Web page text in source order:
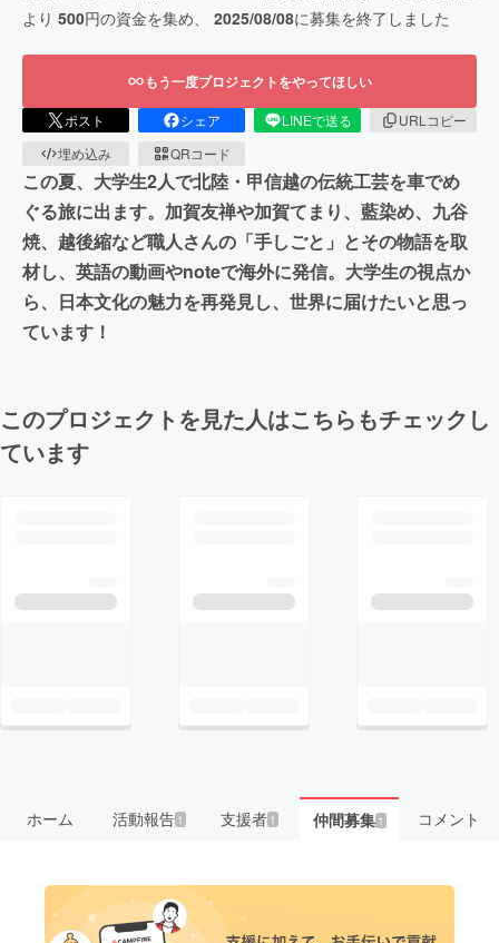
より 500円の資金を集め、 2025/08/08に募集を終了しました
もう一度プロジェクトをやってほしい
ポスト シェア LINEで送る
URLコピー
埋め込み
QRコード
この夏、大学生2人で北陸・甲信越の伝統工芸を車でめ
ぐる旅に出ます。加賀友禅や加賀てまり、藍染め、九谷
焼、越後縮など職人さんの「手しごと」とその物語を取
材し、英語の動画やnoteで海外に発信。大学生の視点か
ら、日本文化の魅力を再発見し、世界に届けたいと思っ
ています！
このプロジェクトを見た人はこちらもチェックし
ています
ホーム 活動報告1 支援者 1 仲間募集 1 コメント